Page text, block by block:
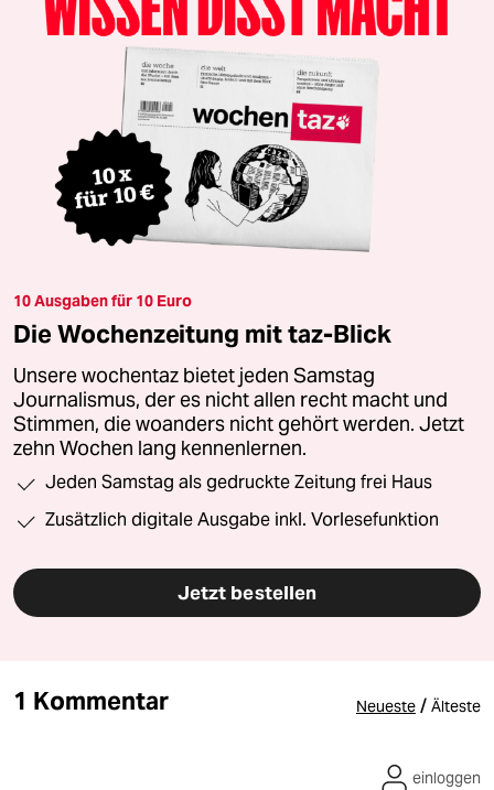
10 Ausgaben für 10 Euro
Die Wochenzeitung mit taz-Blick
Unsere wochentaz bietet jeden Samstag
Journalismus, der es nicht allen recht macht und
Stimmen, die woanders nicht gehört werden. Jetzt
zehn Wochen lang kennenlernen.
Jeden Samstag als gedruckte Zeitung frei Haus
Zusätzlich digitale Ausgabe inkl. Vorlesefunktion
Jetzt bestellen
1 Kommentar Neueste / Älteste
einloggen